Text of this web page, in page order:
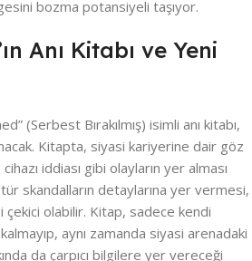
bozma potansiyeli taşıyor.
Anı Kitabı ve Yeni
(Serbest Bırakılmış) isimli anı kitabı,
Kitapta, siyasi kariyerine dair göz
iddiası gibi olayların yer alması
tür skandalların detaylarına yer vermesi,
çekici olabilir. Kitap, sadece kendi
aynı zamanda siyasi arenadaki
da çarpıcı bilgilere yer vereceği